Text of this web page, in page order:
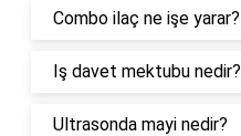
Combo ilaç ne işe yarar?
Iş davet mektubu nedir?
Ultrasonda mayi nedir?